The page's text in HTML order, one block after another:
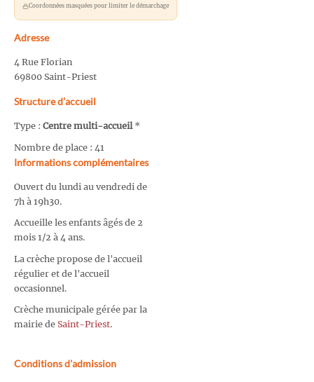
Coordonnées masquées pour limiter le démarchage
Adresse
4 Rue Florian
69800 Saint-Priest
Structure d’accueil
Type : Centre multi-accueil*
Nombre de place : 41
Informations complémentaires
Ouvert du lundi au vendredi de
7h à 19h30.
Accueille les enfants âgés de 2
mois 1/2 à 4 ans.
La crèche propose de l'accueil
régulier et de l'accueil
occasionnel.
Crèche municipale gérée par la
mairie de Saint-Priest.
Conditions d'admission